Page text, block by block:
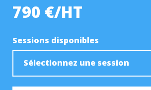
790 €/HT
Sessions disponibles
Sélectionnez une session